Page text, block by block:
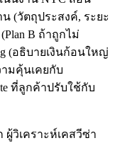
(วัตถุประสงค์, ระยะ
B ถ้าถูกไม่
(อธิบายเงินก้อนใหญ่
ามคุ้นเคยกับ
ที่ลูกค้าปรับใช้กับ
ผู้วิเคราะห์เคสวีซ่า